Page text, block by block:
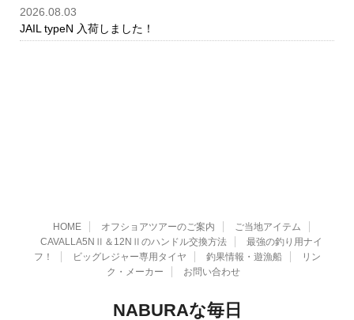
2026.08.03
JAIL typeN 入荷しました！
HOME オフショアツアーのご案内
ご当地アイテム
CAVALLA5NⅡ＆12NⅡのハンドル交換方法
最強の釣り用ナイ
フ！
ビッグレジャー専用タイヤ 釣果情報・遊漁船
リン
ク・メーカー
お問い合わせ
NABURAな毎日